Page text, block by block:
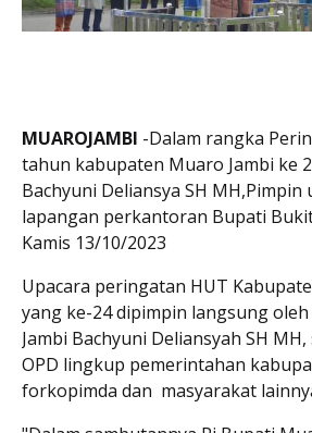
MUAROJAMBI -Dalam rangka
tahun kabupaten Muaro Jambi ke
Bachyuni Deliansya SH MH,Pimpin
lapangan perkantoran Bupati
Kamis 13/10/2023
Upacara peringatan HUT
yang ke-24 dipimpin langsung
Jambi Bachyuni Deliansyah SH
OPD lingkup pemerintahan
forkopimda dan masyarakat